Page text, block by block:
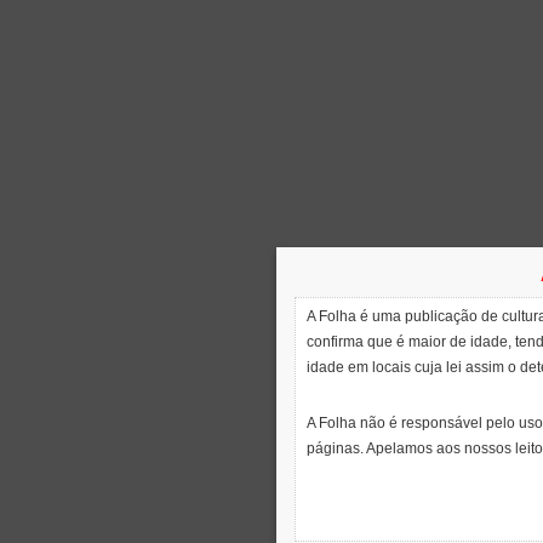
A Folha é uma publicação de
confirma que é maior de idade,
idade em locais cuja lei assim o
A Folha não é responsável pelo
páginas. Apelamos aos nossos